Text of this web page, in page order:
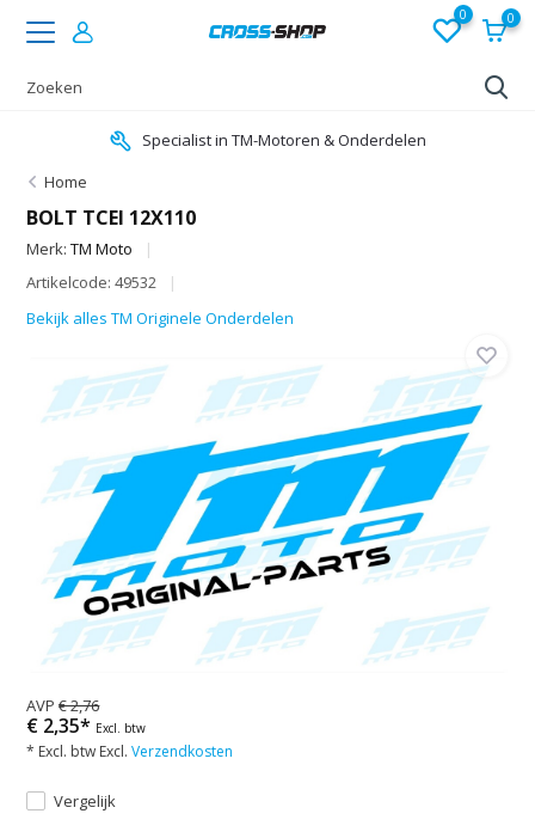
0 0
Specialist in TM-Motoren & Onderdelen
Home
BOLT TCEI 12X110
Merk:TM Moto
Artikelcode: 49532
Bekijk alles TM Originele Onderdelen
AVP€ 2,76
€ 2,35* Excl. btw
* Excl. btw Excl.Verzendkosten
Vergelijk